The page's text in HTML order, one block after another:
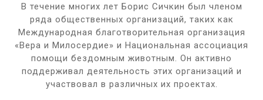
В течение многих лет Борис Сичкин был членом
ряда общественных организаций, таких как
Международная благотворительная организация
«Вера и Милосердие» и Национальная ассоциация
помощи бездомным животным. Он активно
поддерживал деятельность этих организаций и
участвовал в различных их проектах.